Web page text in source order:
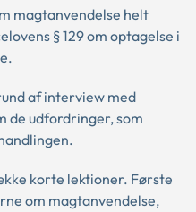
magtanvendelse helt
§ 129 om optagelse i
af interview med
de udfordringer, som
korte lektioner. Første
om magtanvendelse,